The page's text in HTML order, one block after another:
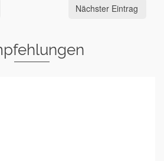
Nächster Eintrag